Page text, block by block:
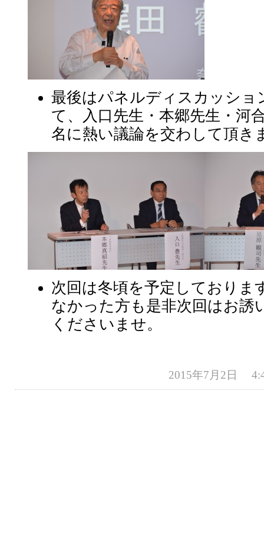
最後はパネルディスカッショ
て、入口先生・本郷先生・河
名に熱い議論を交わして頂き
次回は冬頃を予定しておりま
なかった方も是非次回はお誘
くださいませ。
2015年7月2日